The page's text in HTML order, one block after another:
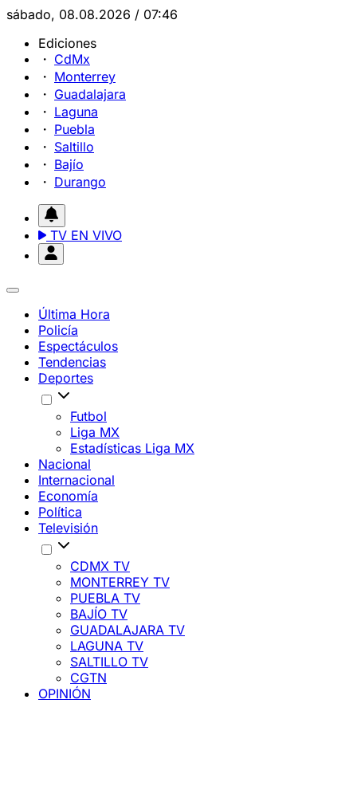
sábado, 08.08.2026 / 07:46
Ediciones
CdMx
Monterrey
Guadalajara
Laguna
Puebla
Saltillo
Bajío
Durango
TV EN VIVO
Última Hora
Policía
Espectáculos
Tendencias
Deportes
Futbol
Liga MX
Estadísticas Liga MX
Nacional
Internacional
Economía
Política
Televisión
CDMX TV
MONTERREY TV
PUEBLA TV
BAJÍO TV
GUADALAJARA TV
LAGUNA TV
SALTILLO TV
CGTN
OPINIÓN